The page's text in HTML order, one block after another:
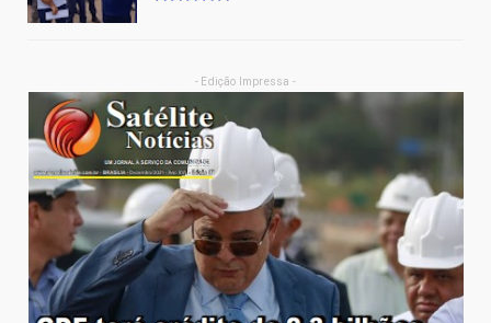
- Edição Impressa -